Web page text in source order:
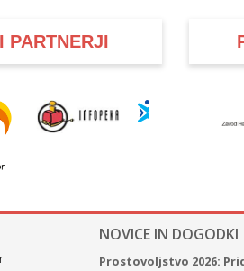
PARTNERJI
NOVICE IN DOGODKI
Prostovoljstvo 2026: